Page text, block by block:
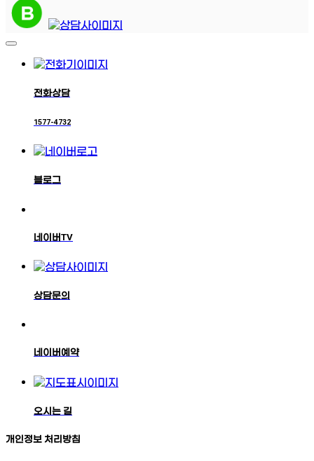
전화상담
1577-4732
블로그
네이버TV
상담문의
네이버예약
오시는 길
개인정보 처리방침